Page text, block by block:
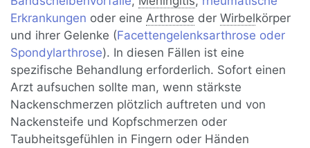
Erkrankungen oder eine Arthrose derWirbelkörper
und ihrer Gelenke (Facettengelenksarthrose oder
Spondylarthrose). In diesen Fällen ist eine
spezifische Behandlung erforderlich. Sofort einen
Arzt aufsuchen sollte man, wenn stärkste
Nackenschmerzen plötzlich auftreten und von
Nackensteife und Kopfschmerzen oder
Taubheitsgefühlen in Fingern oder Händen